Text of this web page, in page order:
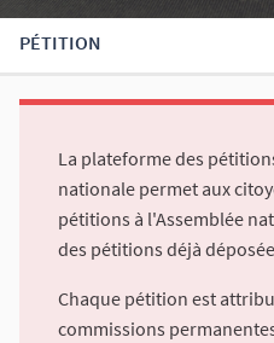
PÉTITION
La plateforme des
nationale permet aux
pétitions à l'Assemblée
des pétitions déjà
Chaque pétition est
commissions